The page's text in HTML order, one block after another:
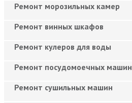
Ремонт морозильных камер
Ремонт винных шкафов
Ремонт кулеров для воды
Ремонт посудомоечных машин
Ремонт сушильных машин